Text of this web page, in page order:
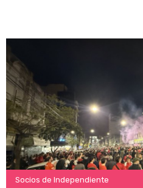
Socios de Independiente